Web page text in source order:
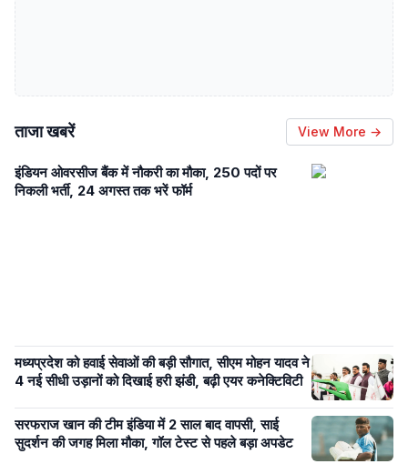
ताजा खबरें View More →
इंडियन ओवरसीज बैंक में नौकरी का मौका, 250 पदों पर
निकली भर्ती, 24 अगस्त तक भरें फॉर्म
मध्यप्रदेश को हवाई सेवाओं की बड़ी सौगात, सीएम मोहन यादव ने
4 नई सीधी उड़ानों को दिखाई हरी झंडी, बढ़ी एयर कनेक्टिविटी
सरफराज खान की टीम इंडिया में 2 साल बाद वापसी, साई
सुदर्शन की जगह मिला मौका, गॉल टेस्ट से पहले बड़ा अपडेट